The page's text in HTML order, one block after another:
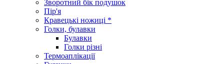
Зворотний бік подушок
Пір'я
Кравецькі ножиці *
Голки, булавки
Булавки
Голки різні
Термоаплікації